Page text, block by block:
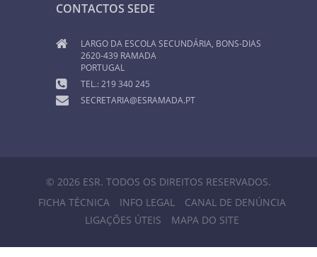
CONTACTOS SEDE
LARGO DA ESCOLA SECUNDÁRIA, BONS-DIAS
2620-439 RAMADA
PORTUGAL
TEL.: 219 340 245
SECRETARIA@ESRAMADA.PT
© 2026 ESR. TODOS OS DIREITOS RESERVADOS.
FICHA TÉCNICA
INFO LEGAL
CANAL DE DENÚNCIA
LIGAÇÕES ÚTEIS
MAPA DO SITE